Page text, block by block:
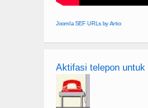
Joomla SEF URLs by Artio
Aktifasi telepon untuk